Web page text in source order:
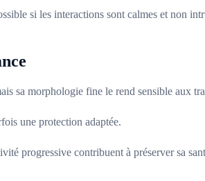
si les interactions sont calmes et non
sa morphologie fine le rend sensible aux
une protection adaptée.
progressive contribuent à préserver sa